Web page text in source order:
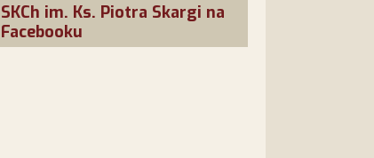
SKCh im. Ks. Piotra Skargi na
Facebooku